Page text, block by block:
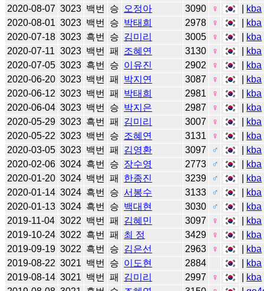
2020-08-07 3023 백번 승 오정아 3090 ♀ kba
2020-08-01 3023 백번 승 박태희 2978 ♀ kba
2020-07-18 3023 흑번 승 김미리 3005 ♀ kba
2020-07-11 3023 백번 패 조혜연 3130 ♀ kba
2020-07-05 3023 흑번 승 이유진 2902 ♀ kba
2020-06-20 3023 백번 패 박지연 3087 ♀ kba
2020-06-12 3023 백번 패 박태희 2981 ♀ kba
2020-06-04 3023 백번 승 박지은 2987 ♀ kba
2020-05-29 3023 흑번 패 김미리 3007 ♀ kba
2020-05-22 3023 백번 승 조혜연 3131 ♀ kba
2020-03-05 3023 백번 패 김영환 3097 ♂ kba
2020-02-06 3024 흑번 승 장수영 2773 ♂ kba
2020-01-20 3024 백번 패 한종진 3239 ♂ kba
2020-01-14 3024 흑번 승 서봉수 3133 ♂ kba
2020-01-13 3024 흑번 승 백대현 3030 ♂ kba
2019-11-04 3022 백번 패 김혜민 3097 ♀ kba
2019-10-24 3022 흑번 패 최 정 3429 ♀ kba
2019-09-19 3022 흑번 승 김은선 2963 ♀ kba
2019-08-22 3021 백번 승 이도현 2884 kba
2019-08-14 3021 백번 패 김미리 2997 ♀ kba